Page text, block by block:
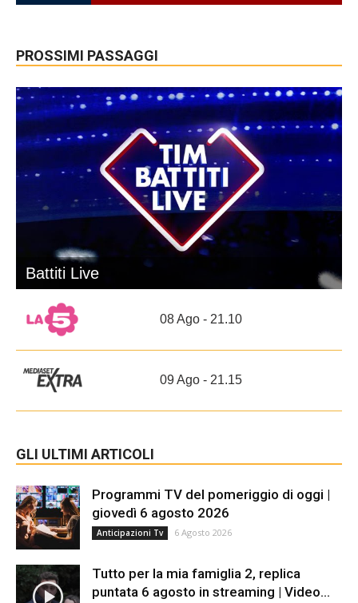
PROSSIMI PASSAGGI
Battiti Live
08 Ago - 21.10
09 Ago - 21.15
GLI ULTIMI ARTICOLI
Programmi TV del pomeriggio di oggi |
giovedì 6 agosto 2026
Anticipazioni Tv 6 Agosto 2026
Tutto per la mia famiglia 2, replica
puntata 6 agosto in streaming | Video...